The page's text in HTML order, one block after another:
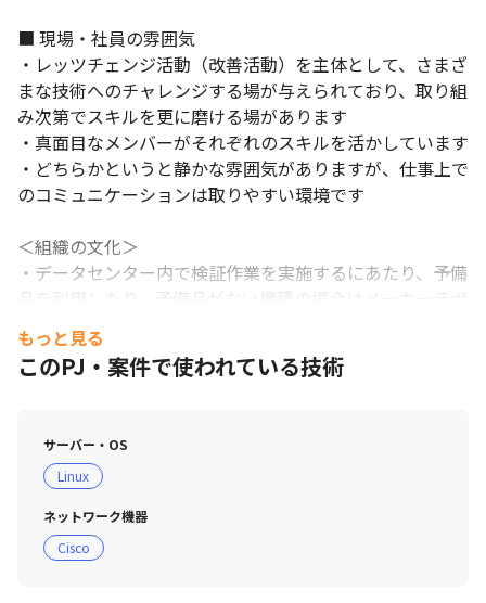
ービス）の建付けを行えます
・ネットワーク機器の販社（ベンダー）だけではなく、Cisco社や
F5社など大手通信機器メーカーのハイタッチとも繋がりがあり、
最新の製品、技術の動向を学びながら、データセンター事業（サ
ービス）の最適化業務を経験が可能です
・設計～構築～保守/運用を一気通貫で担当しているため、それぞ
れの工程だけではなく、スキルの偏りがない一貫した経験を積む
ことが可能です
■ 現場・社員の雰囲気
・レッツチェンジ活動（改善活動）を主体として、さまざ
まな技術へのチャレンジする場が与えられており、取り組
み次第でスキルを更に磨ける場があります
・真面目なメンバーがそれぞれのスキルを活かしています
・どちらかというと静かな雰囲気がありますが、仕事上で
のコミュニケーションは取りやすい環境です
＜組織の文化＞
・データセンター内で検証作業を実施するにあたり、予備
品を利用したり、予備品がない機種の場合はメーカーラボ
やベンダーラボを借りて検証作業することができます
・システム作業は2名以上が必須であり、必ず作業手順書
のレビューを実施しています
■ 働く環境
・テレワーク制度を積極的に取り入れており、在宅勤務と
出社をバランスよく計画することができます
・出社の際は、フリーアドレス制になっていますので、自
もっと見る
このPJ・案件で使われている技術
サーバー・OS
Linux
ネットワーク機器
Cisco